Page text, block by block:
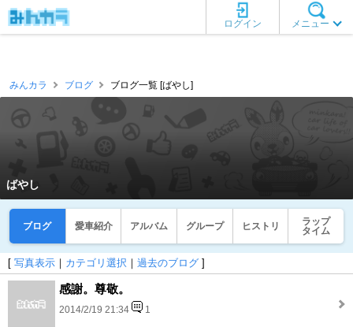
メニュー
ログイン
みんカラ ブログ ブログ一覧 [ばやし]
ばやし
ブログ 愛車紹介 アルバム グループ ヒストリ
ラップ
タイム
[ 写真表示 ｜ カテゴリ選択 ｜ 過去のブログ ]
感謝。尊敬。
2014/2/19 21:34 1